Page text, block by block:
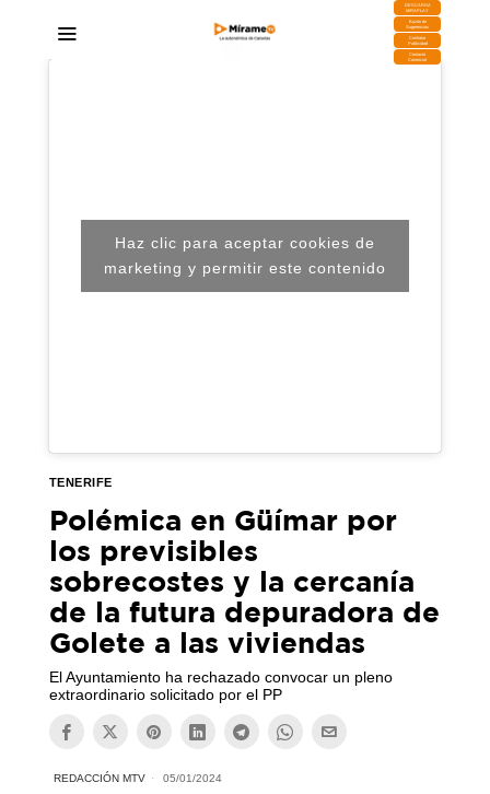
DESCARGA
MIRAPLAY
Buzón de
Sugerencias
Contratar
Publicidad
Contacto
Comercial
Haz clic para aceptar cookies de
marketing y permitir este contenido
TENERIFE
Polémica en Güímar por
los previsibles
sobrecostes y la cercanía
de la futura depuradora de
Golete a las viviendas
El Ayuntamiento ha rechazado convocar un pleno
extraordinario solicitado por el PP
REDACCIÓN MTV 05/01/2024